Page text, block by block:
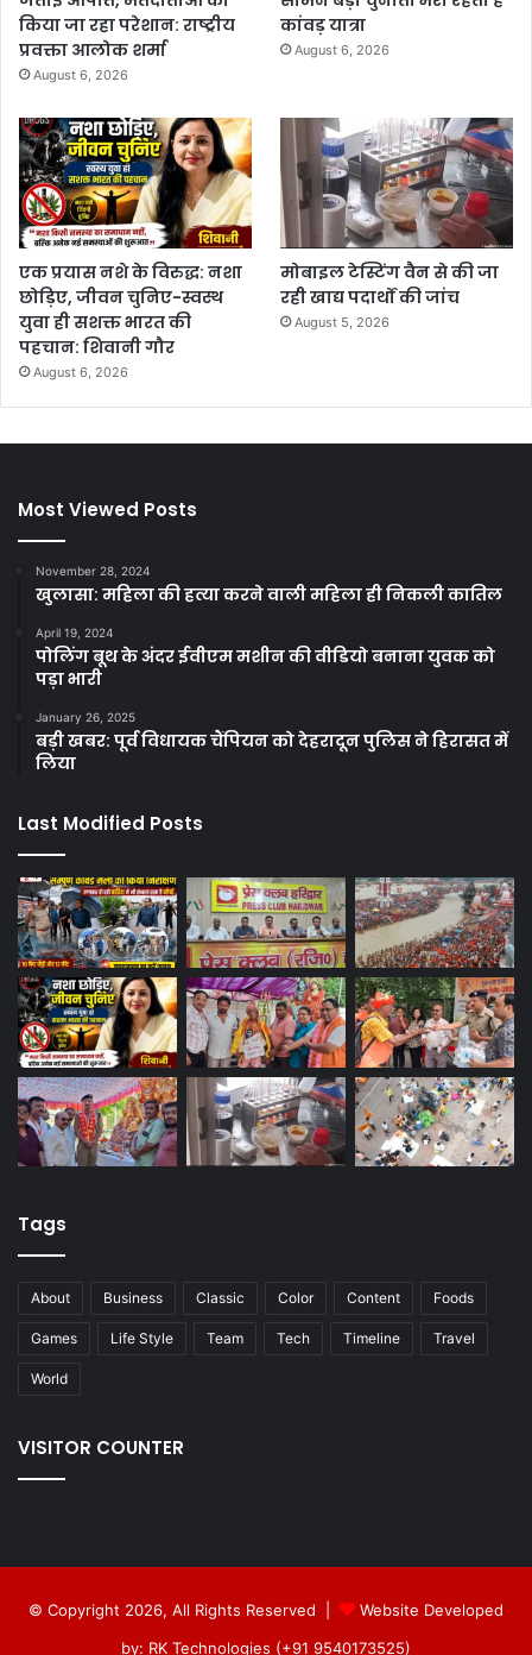
किया जा रहा परेशान: राष्ट्रीय
प्रवक्ता आलोक शर्मा
August 6, 2026
कांवड़ यात्रा
August 6, 2026
एक प्रयास नशे के विरुद्ध: नशा
छोड़िए, जीवन चुनिए-स्वस्थ
युवा ही सशक्त भारत की
पहचान: शिवानी गौर
August 6, 2026
मोबाइल टेस्टिंग वैन से की जा
रही खाद्य पदार्थों की जांच
August 5, 2026
Most Viewed Posts
November 28, 2024
खुलासा: महिला की हत्या करने वाली महिला ही निकली कातिल
April 19, 2024
पोलिंग बूथ के अंदर ईवीएम मशीन की वीडियो बनाना युवक को
पड़ा भारी
January 26, 2025
बड़ी खबर: पूर्व विधायक चैंपियन को देहरादून पुलिस ने हिरासत में
लिया
Last Modified Posts
Tags
About Business Classic Color Content Foods
Games Life Style Team Tech Timeline Travel
World
VISITOR COUNTER
© Copyright 2026, All Rights Reserved |
Website Developed
by: RK Technologies (+91 9540173525)